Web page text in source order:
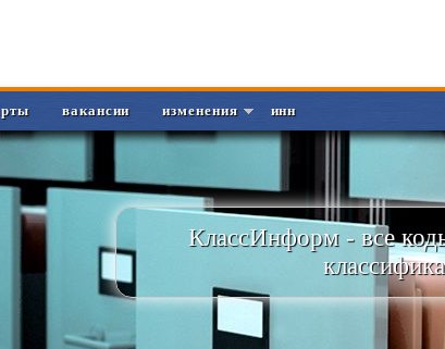
вакансии изменения инн
КлассИнформ - все